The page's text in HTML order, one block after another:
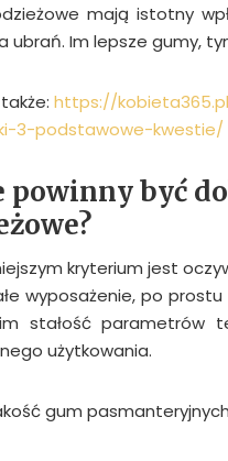
mają istotny
ubrań. Im lepsze gumy,
https://
3-podstawowe-kwestie/
powinny być
kryterium jest
wyposażenie, po
stałość parametrów
użytkowania.
gum